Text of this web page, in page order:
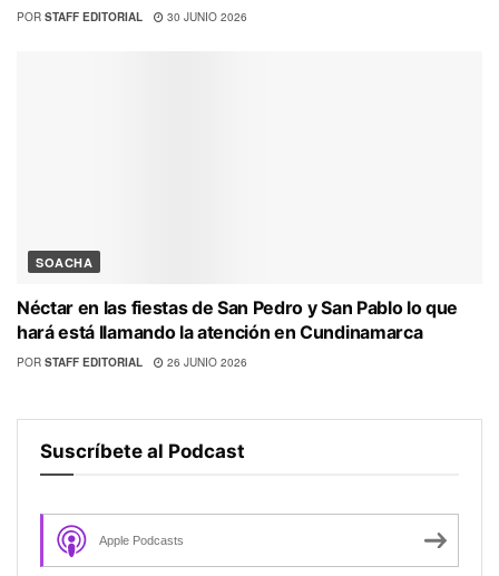
POR STAFF EDITORIAL 30 JUNIO 2026
SOACHA
Néctar en las fiestas de San Pedro y San Pablo lo que
hará está llamando la atención en Cundinamarca
POR STAFF EDITORIAL 26 JUNIO 2026
Suscríbete al Podcast
Apple Podcasts